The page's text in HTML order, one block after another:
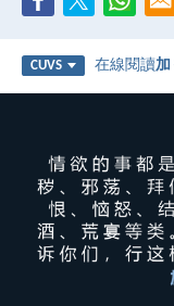
CUVS 在線閱讀加